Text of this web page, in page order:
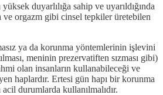
duyarlılığa sahip ve uyarıldığında
ve orgazm gibi cinsel tepkiler üretebilen
ya da korunma yöntemlerinin işlevini
meninin prezervatiften sızması gibi)
olan insanların kullanabileceği ve
haplardır. Ertesi gün hapı bir korunma
durumlarda kullanılmalıdır.